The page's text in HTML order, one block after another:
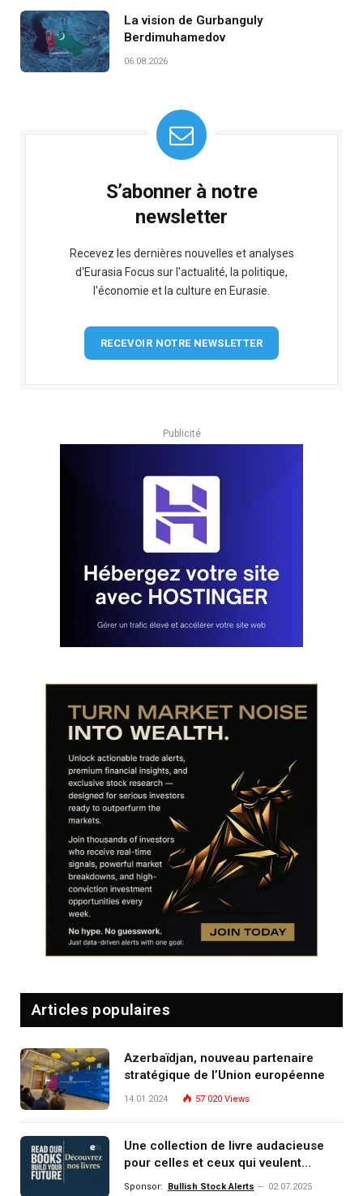
La vision de Gurbanguly
Berdimuhamedov
06.08.2026
S’abonner à notre
newsletter
Recevez les dernières nouvelles et analyses
d'Eurasia Focus sur l'actualité, la politique,
l'économie et la culture en Eurasie.
RECEVOIR NOTRE NEWSLETTER
Publicité
Articles populaires
Azerbaïdjan, nouveau partenaire
stratégique de l’Union européenne
14.01.2024 57 020 Views
Une collection de livre audacieuse
pour celles et ceux qui veulent
comprendre, investir et dominer le
Sponsor: Bullish Stock Alerts 02.07.2025